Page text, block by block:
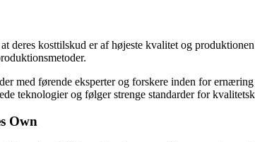
deres kosttilskud er af højeste kvalitet og
med førende eksperter og forskere inden for
teknologier og følger strenge standarder for
Own